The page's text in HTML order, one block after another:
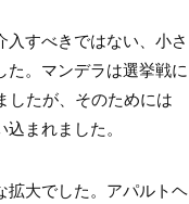
すべきではない、小さ
。マンデラは選挙戦に
したが、そのためには
まれました。
拡大でした。アパルトヘ